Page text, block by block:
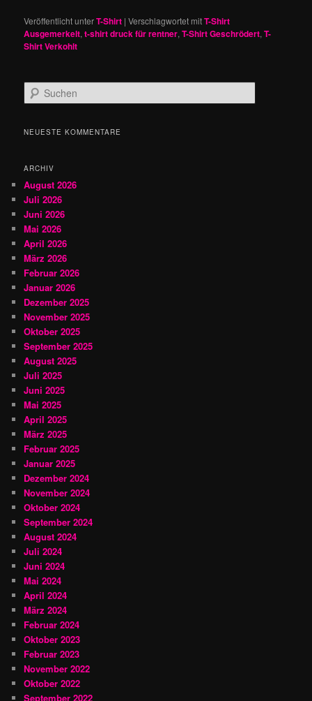
Veröffentlicht unterT-Shirt |Verschlagwortet mitT-Shirt
Ausgemerkelt,t-shirt druck für rentner,T-Shirt Geschrödert,T-
Shirt Verkohlt
u
h
NEUESTE KOMMENTARE
ARCHIV
August 2026
Juli 2026
Juni 2026
Mai 2026
April 2026
März 2026
Februar 2026
Januar 2026
Dezember 2025
November 2025
Oktober 2025
September 2025
August 2025
Juli 2025
Juni 2025
Mai 2025
April 2025
März 2025
Februar 2025
Januar 2025
Dezember 2024
November 2024
Oktober 2024
September 2024
August 2024
Juli 2024
Juni 2024
Mai 2024
April 2024
März 2024
Februar 2024
Oktober 2023
Februar 2023
November 2022
Oktober 2022
September 2022